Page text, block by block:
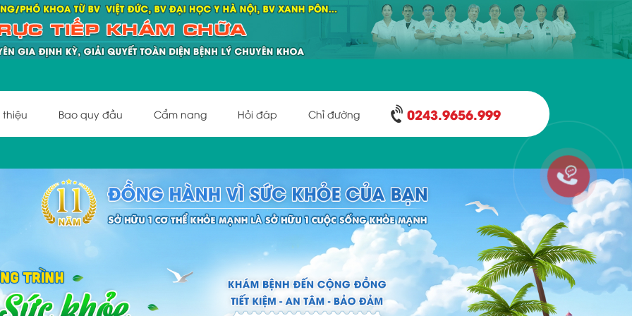
thiệu Bao quy đầu Cẩm nang Hỏi đáp Chỉ đường 0243.9656.999